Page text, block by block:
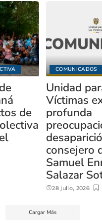
de
COMUNICADOS
Unidad
Víctimas
profunda
consejero
Samuel
Salazar
28 julio, 2026
Cargar Más